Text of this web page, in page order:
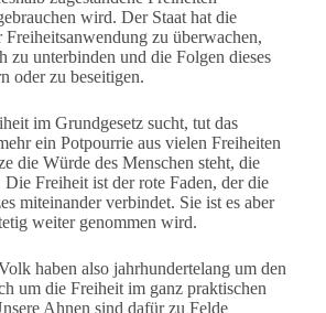
wird. Der Staat hat die
zu überwachen,
zu unterbinden und die Folgen dieses
oder zu beseitigen.
im Grundgesetz sucht, tut das
ein Potpourrie aus vielen Freiheiten
die Würde des Menschen steht, die
Die Freiheit ist der rote Faden, der die
miteinander verbindet. Sie ist es aber
weiter genommen wird.
haben also jahrhundertelang um den
um die Freiheit im ganz praktischen
Ahnen sind dafür zu Felde